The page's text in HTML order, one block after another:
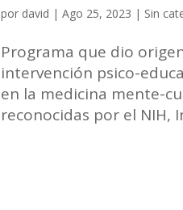
por david | Ago 25, 2023 | Sin
Programa que dio
intervención psico-
en la medicina mente-
reconocidas por el NIH,